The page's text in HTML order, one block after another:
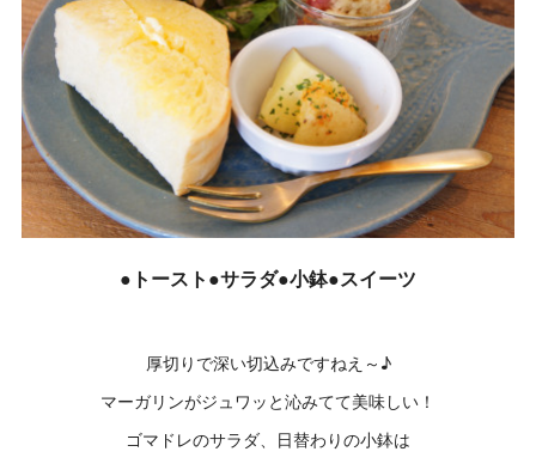
●トースト●サラダ●小鉢●スイーツ
厚切りで深い切込みですねえ～♪
マーガリンがジュワッと沁みてて美味しい！
ゴマドレのサラダ、日替わりの小鉢は